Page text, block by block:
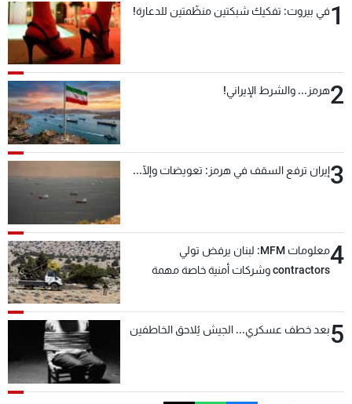
1في بيروت: تفكيك شبكتين منظّمتين للدعارة!
2هرمز... والشرط الإيراني!
3إيران ترفع السقف في هرمز: تعويضات وإلّا...
4
معلومات MFM: لبنان يرفض تولي
contractors وشركات أمنية خاصة مهمة
5بعد خطف عسكري... الجيش يُلاحق الخاطفين